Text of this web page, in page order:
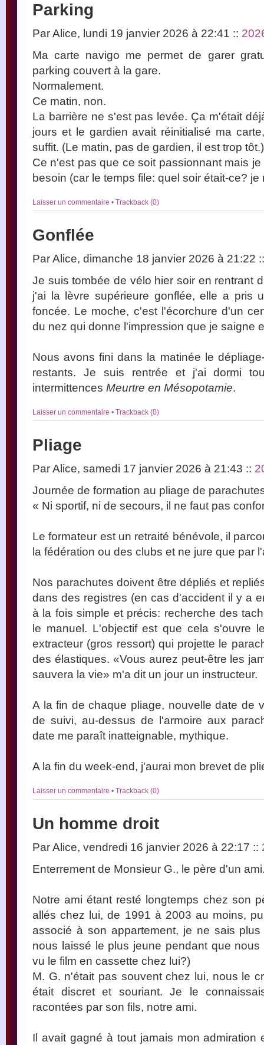
Parking
Par Alice, lundi 19 janvier 2026 à 22:41 ::
Ma carte navigo me permet de garer
parking couvert à la gare.
Normalement.
Ce matin, non.
La barrière ne s'est pas levée. Ça m'était
jours et le gardien avait réinitialisé ma
suffit. (Le matin, pas de gardien, il est trop tôt.)
Ce n'est pas que ce soit passionnant mais
besoin (car le temps file: quel soir était-ce?
Laisser un commentaire • Trackback (0)
Gonflée
Par Alice, dimanche 18 janvier 2026 à 21:22 ::
Je suis tombée de vélo hier soir en rentrant
j'ai la lèvre supérieure gonflée, elle a pris
foncée. Le moche, c'est l'écorchure d'un
du nez qui donne l'impression que je saigne
Nous avons fini dans la matinée le
restants. Je suis rentrée et j'ai dormi
intermittences Meurtre en Mésopotamie.
Laisser un commentaire • Trackback (0)
Pliage
Par Alice, samedi 17 janvier 2026 à 21:43 ::
Journée de formation au pliage de
« Ni sportif, ni de secours, il ne faut pas
Le formateur est un retraité bénévole, il
la fédération ou des clubs et ne jure que par
Nos parachutes doivent être dépliés et
dans des registres (en cas d'accident il y a
à la fois simple et précis: recherche des
le manuel. L'objectif est que cela s'ouvre
extracteur (gros ressort) qui projette le
des élastiques. «Vous aurez peut-être les
sauvera la vie» m'a dit un jour un instructeur.
A la fin de chaque pliage, nouvelle date de
de suivi, au-dessus de l'armoire aux
date me paraît inatteignable, mythique.
A la fin du week-end, j'aurai mon brevet de
Laisser un commentaire • Trackback (0)
Un homme droit
Par Alice, vendredi 16 janvier 2026 à 22:17 ::
Enterrement de Monsieur G., le père d'un
Notre ami étant resté longtemps chez son
allés chez lui, de 1991 à 2003 au moins,
associé à son appartement, je ne sais
nous laissé le plus jeune pendant que
vu le film en cassette chez lui?)
M. G. n'était pas souvent chez lui, nous le
était discret et souriant. Je le
racontées par son fils, notre ami.
Il avait gagné à tout jamais mon admiration